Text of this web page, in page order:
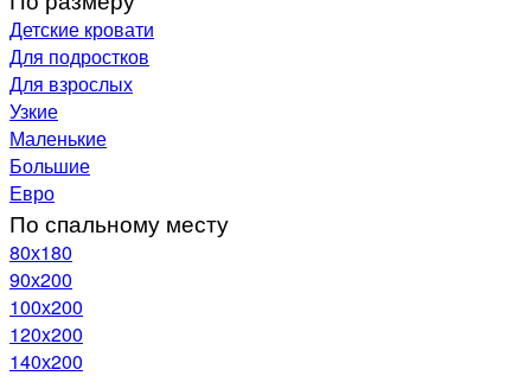
Детские кровати
Для подростков
Для взрослых
Узкие
Маленькие
Большие
Евро
По спальному месту
80х180
90х200
100х200
120x200
140х200